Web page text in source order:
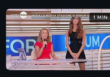
1 MIN